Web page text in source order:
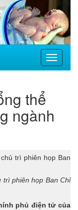
Toggle
thể
ngành
trì phiên họp Ban Chỉ
phủ điện tử của